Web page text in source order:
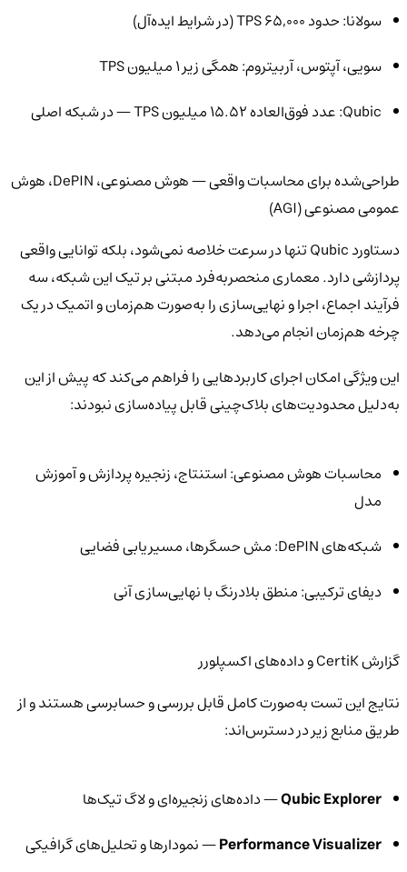
سولانا: حدود ۶۵,۰۰۰ TPS (در شرایط ایده‌آل)
سویی، آپتوس، آربیتروم: همگی زیر ۱ میلیون TPS
Qubic: عدد فوق‌العاده ۱۵.۵۲ میلیون TPS — در شبکه اصلی
طراحی‌شده برای محاسبات واقعی — هوش مصنوعی، DePIN، هوش
عمومی مصنوعی (AGI)
دستاورد Qubic تنها در سرعت خلاصه نمی‌شود، بلکه توانایی واقعی
پردازشی دارد. معماری منحصربه‌فرد مبتنی بر تیک این شبکه، سه
فرآیند اجماع، اجرا و نهایی‌سازی را به‌صورت هم‌زمان و اتمیک در یک
چرخه هم‌زمان انجام می‌دهد.
این ویژگی امکان اجرای کاربردهایی را فراهم می‌کند که پیش از این
به‌دلیل محدودیت‌های بلاک‌چینی قابل پیاده‌سازی نبودند:
محاسبات هوش مصنوعی: استنتاج، زنجیره پردازش و آموزش
مدل
شبکه‌های DePIN: مش حسگرها، مسیر‌یابی فضایی
دیفای ترکیبی: منطق بلادرنگ با نهایی‌سازی آنی
گزارش CertiK و داده‌های اکسپلورر
نتایج این تست به‌صورت کامل قابل بررسی و حسابرسی هستند و از
طریق منابع زیر در دسترس‌اند:
Qubic Explorer— داده‌های زنجیره‌ای و لاگ تیک‌ها
Performance Visualizer— نمودارها و تحلیل‌های گرافیکی